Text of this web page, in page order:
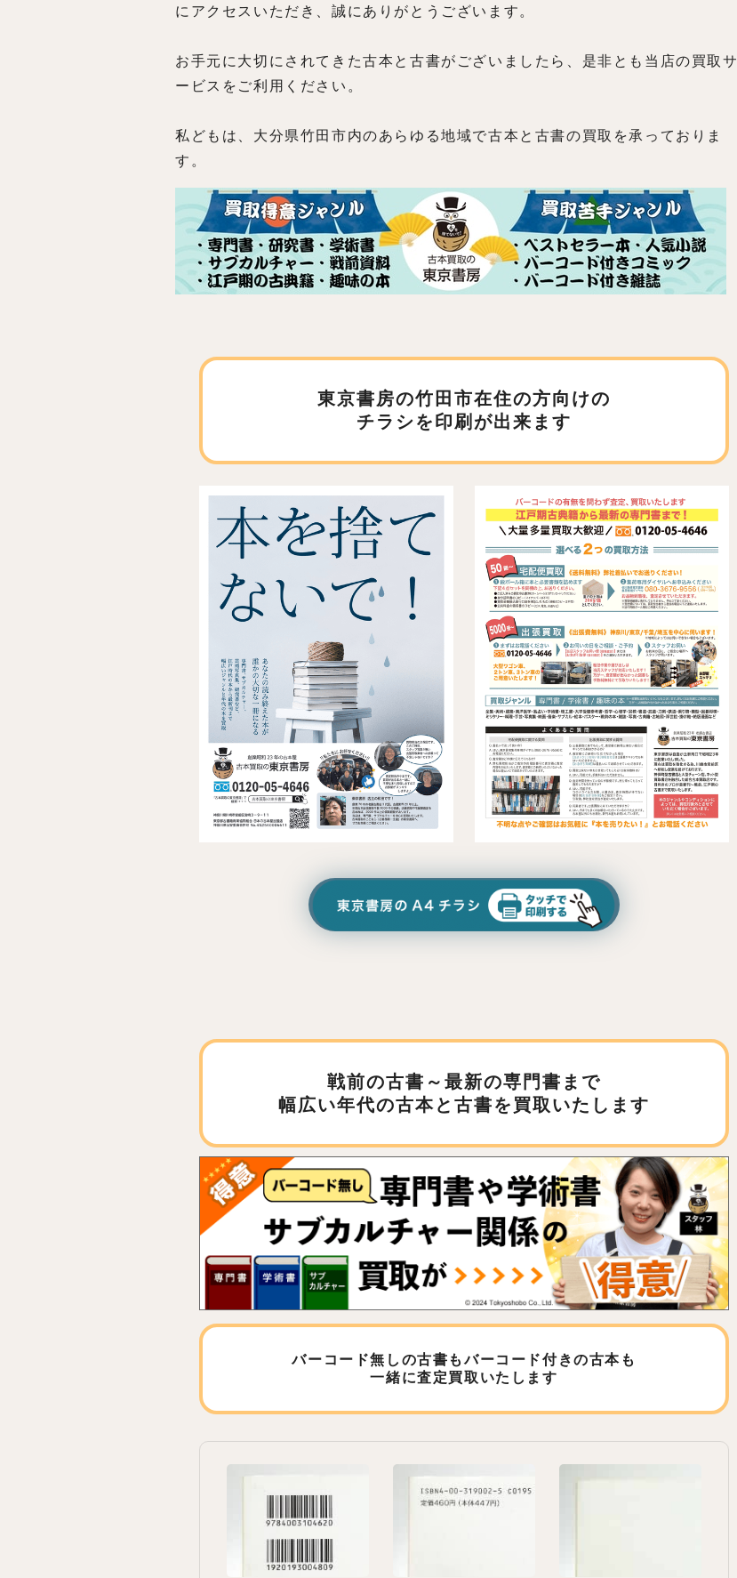
にアクセスいただき、誠にありがとうございます。
お手元に大切にされてきた古本と古書がございましたら、是非とも当店の買取サ
ービスをご利用ください。
私どもは、大分県竹田市内のあらゆる地域で古本と古書の買取を承っておりま
す。
東京書房の竹田市在住の方向けの
チラシを印刷が出来ます
戦前の古書～最新の専門書まで
幅広い年代の古本と古書を買取いたします
バーコード無しの古書もバーコード付きの古本も
一緒に査定買取いたします